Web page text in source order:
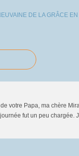
DE LA GRÂCE
votre Papa, ma chère
fut un peu chargée.